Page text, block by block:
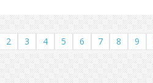
2 3 4 5 6 7 8 9